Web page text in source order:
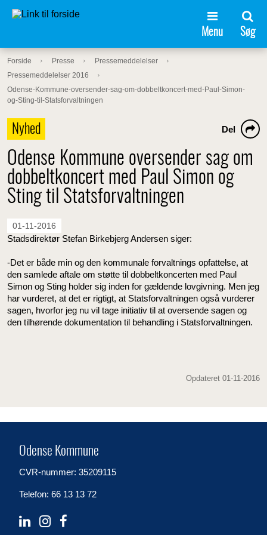
Menu Søg
Forside Presse
Pressemeddelelser
Pressemeddelelser 2016
Odense-Kommune-oversender-sag-om-dobbeltkoncert-med-Paul-Simon-
og-Sting-til-Statsforvaltningen
Nyhed
Odense Kommune oversender sag om
dobbeltkoncert med Paul Simon og
Sting til Statsforvaltningen
Del
01-11-2016
Stadsdirektør Stefan Birkebjerg Andersen siger:
-Det er både min og den kommunale forvaltnings opfattelse, at
den samlede aftale om støtte til dobbeltkoncerten med Paul
Simon og Sting holder sig inden for gældende lovgivning. Men jeg
har vurderet, at det er rigtigt, at Statsforvaltningen også vurderer
sagen, hvorfor jeg nu vil tage initiativ til at oversende sagen og
den tilhørende dokumentation til behandling i Statsforvaltningen.
Opdateret 01-11-2016
Odense Kommune
CVR-nummer: 35209115
Telefon: 66 13 13 72